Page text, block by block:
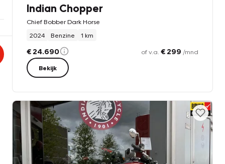
Indian Chopper
Chief Bobber Dark Horse
2024
Benzine 1 km
€ 24.690 of v.a. € 299 /mnd
Bekijk